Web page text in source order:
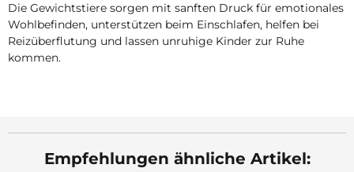
Die Gewichtstiere sorgen mit sanften Druck für emotionales
Wohlbefinden, unterstützen beim Einschlafen, helfen bei
Reizüberflutung und lassen unruhige Kinder zur Ruhe
kommen.
Empfehlungen ähnliche Artikel: